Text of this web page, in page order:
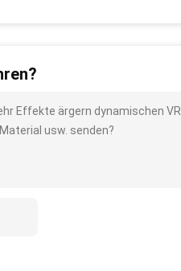
Effekte ärgern dynamischen
usw. senden?